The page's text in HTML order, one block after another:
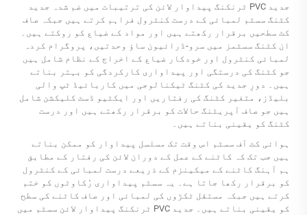
جدید PVC ٹرنکنگ پیداوار لائن کی ترتیبات میں ضم شدہ جدید
کٹنگ سسٹم لمبائی کے درست کنٹرول فراہم کرتے ہیں جبکہ صاف
کٹ سطحیں برقرار رکھتے ہیں اور مواد کے ضیاع کو روکتے ہیں۔
ان کٹنگ سسٹمز میں سرو-ڈرائیون ساﺅ وحدتیں، پروگرام کردہ
لمبائی کنٹرول اور خودکار ضیاع کے اخراج کے نظام شامل ہیں
جو کٹنگ کی درستگی اور پیداواری کارکردگی کو بہتر بناتے
ہیں۔ دورِ جدید کی کٹنگ ٹیکنالوجی میں کاربائیڈ ٹپ والی
بلیڈز، متغیر کٹنگ کی رفتاریں اور ایکٹیو ڈسٹ کلیکشن شامل
ہیں جو صاف آپریٹنگ حالات کو برقرار رکھتے ہیں اور درست
کٹنگ کو یقینی بناتے ہیں۔
ہوائی کٹ آف سسٹم اس وقت تک مسلسل پیداوار کو ممکن بناتے
ہیں جب تک کہ کاٹنے کے عمل کے دوران لائن کی رفتار کے مطابق
ہم آہنگ کاٹنے کے میکینزم کے ذریعے درست لمبائی کے کنٹرول
کو برقرار رکھا جاتا ہے۔ یہ سسٹم پیداواری رُکاوٹوں کو ختم
کرتے ہیں جبکہ مستقل ٹکڑوں کی لمبائی اور صاف کاٹنے کی سطح
کو یقینی بناتے ہیں۔ جدید PVC ٹرنکنگ پیداوار لائن سسٹم میں